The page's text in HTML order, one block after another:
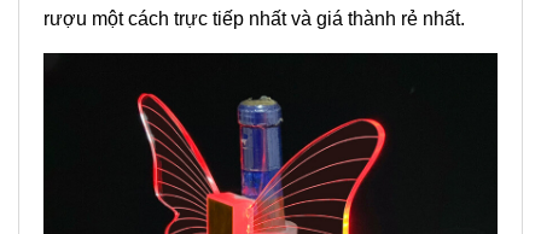
rượu một cách trực tiếp nhất và giá thành rẻ nhất.